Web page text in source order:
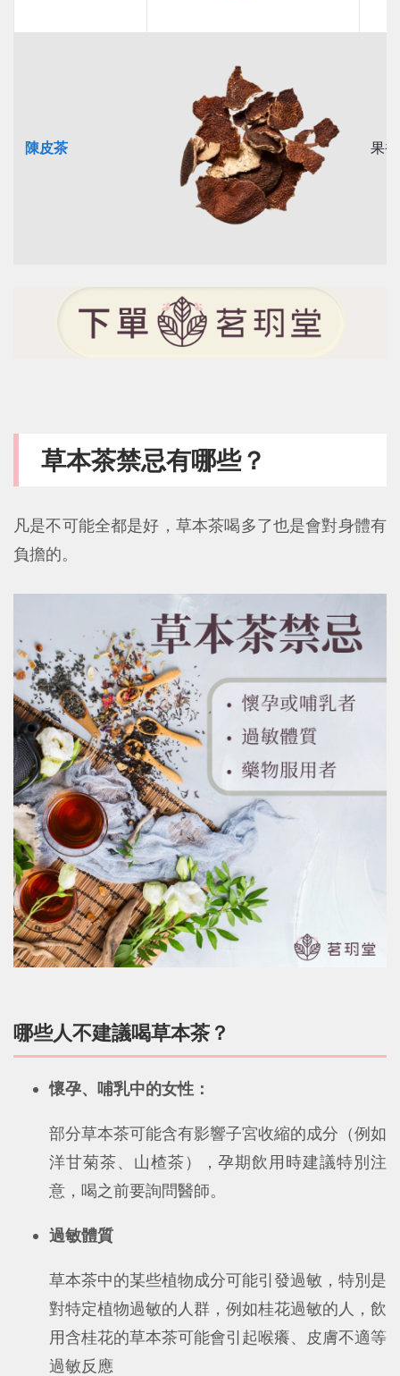
陳皮茶 果
草本茶禁忌有哪些？
凡是不可能全都是好，草本茶喝多了也是會對身體有
負擔的。
哪些人不建議喝草本茶？
懷孕、哺乳中的女性：
部分草本茶可能含有影響子宮收縮的成分（例如
洋甘菊茶、山楂茶），孕期飲用時建議特別注
意，喝之前要詢問醫師。
過敏體質
草本茶中的某些植物成分可能引發過敏，特別是
對特定植物過敏的人群，例如桂花過敏的人，飲
用含桂花的草本茶可能會引起喉癢、皮膚不適等
過敏反應